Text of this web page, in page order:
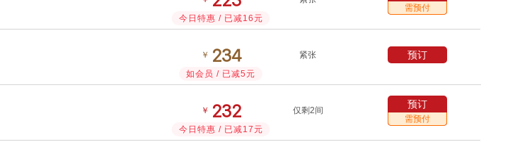
今日特惠 / 已减16元
需预付
￥ 
如会员 / 已减5元
紧张 预订
￥ 
今日特惠 / 已减17元
仅剩2间
预订
需预付